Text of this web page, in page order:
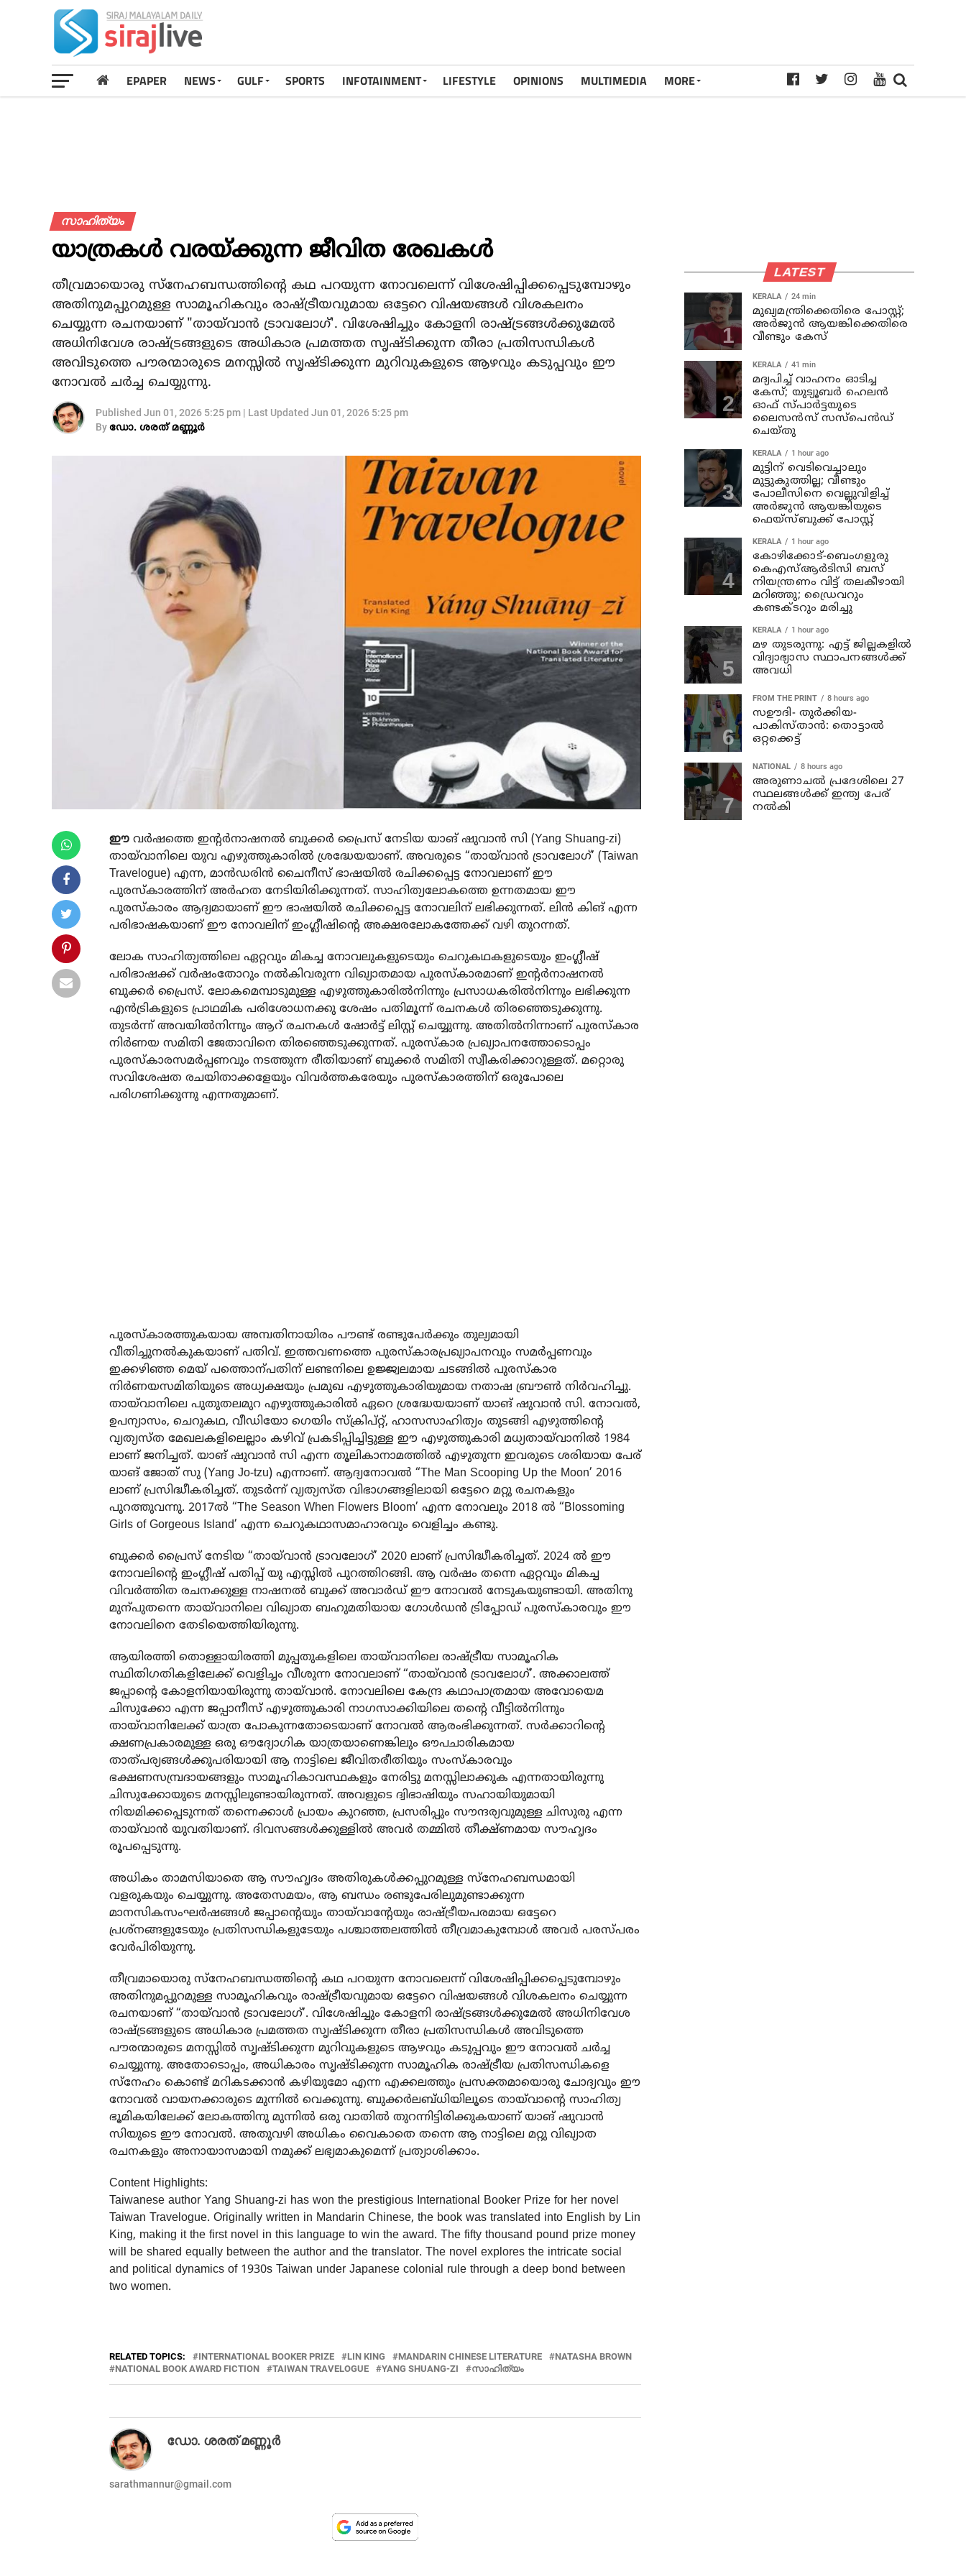
EPAPER NEWS GULF SPORTS INFOTAINMENT LIFESTYLE OPINIONS MULTIMEDIA MORE
സാഹിത്യം
യാത്രകൾ വരയ്ക്കുന്ന ജീവിത രേഖകൾ
തീവ്രമായൊരു സ്നേഹബന്ധത്തിന്റെ കഥ പറയുന്ന നോവലെന്ന് വിശേഷിപ്പിക്കപ്പെടുമ്പോഴും
അതിനുമപ്പുറമുള്ള സാമൂഹികവും രാഷ്ട്രീയവുമായ ഒട്ടേറെ വിഷയങ്ങൾ വിശകലനം
ചെയ്യുന്ന രചനയാണ് "തായ്‌വാൻ ട്രാവലോഗ്'. വിശേഷിച്ചും കോളനി രാഷ്ട്രങ്ങൾക്കുമേൽ
അധിനിവേശ രാഷ്ട്രങ്ങളുടെ അധികാര പ്രമത്തത സൃഷ്ടിക്കുന്ന തീരാ പ്രതിസന്ധികൾ
അവിടുത്തെ പൗരന്മാരുടെ മനസ്സിൽ സൃഷ്ടിക്കുന്ന മുറിവുകളുടെ ആഴവും കടുപ്പവും ഈ
നോവൽ ചർച്ച ചെയ്യുന്നു.
Published Jun 01, 2026 5:25 pm | Last Updated Jun 01, 2026 5:25 pm
Byഡോ. ശരത് മണ്ണൂർ
ഈ വർഷത്തെ ഇന്റർനാഷനൽ ബുക്കർ പ്രൈസ് നേടിയ യാങ് ഷുവാൻ സി (Yang Shuang-zi)
തായ്‌വാനിലെ യുവ എഴുത്തുകാരിൽ ശ്രദ്ധേയയാണ്. അവരുടെ “തായ്‌വാൻ ട്രാവലോഗ്’ (Taiwan
Travelogue) എന്ന, മാൻഡരിൻ ചൈനീസ് ഭാഷയിൽ രചിക്കപ്പെട്ട നോവലാണ് ഈ
പുരസ്കാരത്തിന് അർഹത നേടിയിരിക്കുന്നത്. സാഹിത്യലോകത്തെ ഉന്നതമായ ഈ
പുരസ്‌കാരം ആദ്യമായാണ് ഈ ഭാഷയിൽ രചിക്കപ്പെട്ട നോവലിന് ലഭിക്കുന്നത്. ലിൻ കിങ് എന്ന
പരിഭാഷകയാണ് ഈ നോവലിന് ഇംഗ്ലീഷിന്റെ അക്ഷരലോകത്തേക്ക് വഴി തുറന്നത്.
ലോക സാഹിത്യത്തിലെ ഏറ്റവും മികച്ച നോവലുകളുടെയും ചെറുകഥകളുടെയും ഇംഗ്ലീഷ്
പരിഭാഷക്ക് വർഷംതോറും നൽകിവരുന്ന വിഖ്യാതമായ പുരസ്കാരമാണ് ഇന്റർനാഷനൽ
ബുക്കർ പ്രൈസ്. ലോകമെമ്പാടുമുള്ള എഴുത്തുകാരിൽനിന്നും പ്രസാധകരിൽനിന്നും ലഭിക്കുന്ന
എൻട്രികളുടെ പ്രാഥമിക പരിശോധനക്കു ശേഷം പതിമൂന്ന് രചനകൾ തിരഞ്ഞെടുക്കുന്നു.
തുടർന്ന് അവയിൽനിന്നും ആറ് രചനകൾ ഷോർട്ട് ലിസ്റ്റ് ചെയ്യുന്നു. അതിൽനിന്നാണ് പുരസ്കാര
നിർണയ സമിതി ജേതാവിനെ തിരഞ്ഞെടുക്കുന്നത്. പുരസ്കാര പ്രഖ്യാപനത്തോടൊപ്പം
പുരസ്കാരസമർപ്പണവും നടത്തുന്ന രീതിയാണ് ബുക്കർ സമിതി സ്വീകരിക്കാറുള്ളത്. മറ്റൊരു
സവിശേഷത രചയിതാക്കളേയും വിവർത്തകരേയും പുരസ്കാരത്തിന് ഒരുപോലെ
പരിഗണിക്കുന്നു എന്നതുമാണ്.
പുരസ്കാരത്തുകയായ അമ്പതിനായിരം പൗണ്ട് രണ്ടുപേർക്കും തുല്യമായി
വീതിച്ചുനൽകുകയാണ് പതിവ്. ഇത്തവണത്തെ പുരസ്കാരപ്രഖ്യാപനവും സമർപ്പണവും
ഇക്കഴിഞ്ഞ മെയ് പത്തൊന്പതിന് ലണ്ടനിലെ ഉജ്ജ്വലമായ ചടങ്ങിൽ പുരസ്കാര
നിർണയസമിതിയുടെ അധ്യക്ഷയും പ്രമുഖ എഴുത്തുകാരിയുമായ നതാഷ ബ്രൗൺ നിർവഹിച്ചു.
തായ്‌വാനിലെ പുതുതലമുറ എഴുത്തുകാരിൽ ഏറെ ശ്രദ്ധേയയാണ് യാങ് ഷുവാൻ സി. നോവൽ,
ഉപന്യാസം, ചെറുകഥ, വീഡിയോ ഗെയിം സ്ക്രിപ്റ്റ്, ഹാസസാഹിത്യം തുടങ്ങി എഴുത്തിന്റെ
വ്യത്യസ്ത മേഖലകളിലെല്ലാം കഴിവ് പ്രകടിപ്പിച്ചിട്ടുള്ള ഈ എഴുത്തുകാരി മധ്യതായ്‌വാനിൽ 1984
ലാണ് ജനിച്ചത്. യാങ് ഷുവാൻ സി എന്ന തൂലികാനാമത്തിൽ എഴുതുന്ന ഇവരുടെ ശരിയായ പേര്
യാങ് ജോത് സു (Yang Jo-tzu) എന്നാണ്. ആദ്യനോവൽ “The Man Scooping Up the Moon’ 2016
ലാണ് പ്രസിദ്ധീകരിച്ചത്. തുടർന്ന് വ്യത്യസ്ത വിഭാഗങ്ങളിലായി ഒട്ടേറെ മറ്റു രചനകളും
പുറത്തുവന്നു. 2017ൽ “The Season When Flowers Bloom’ എന്ന നോവലും 2018 ൽ “Blossoming
Girls of Gorgeous Island’ എന്ന ചെറുകഥാസമാഹാരവും വെളിച്ചം കണ്ടു.
ബുക്കർ പ്രൈസ് നേടിയ “തായ്‌വാൻ ട്രാവലോഗ്’ 2020 ലാണ് പ്രസിദ്ധീകരിച്ചത്. 2024 ൽ ഈ
നോവലിന്റെ ഇംഗ്ലീഷ് പതിപ്പ് യു എസ്സിൽ പുറത്തിറങ്ങി. ആ വർഷം തന്നെ ഏറ്റവും മികച്ച
വിവർത്തിത രചനക്കുള്ള നാഷനൽ ബുക്ക്‌ അവാർഡ് ഈ നോവൽ നേടുകയുണ്ടായി. അതിനു
മുന്പുതന്നെ തായ്‌വാനിലെ വിഖ്യാത ബഹുമതിയായ ഗോൾഡൻ ട്രിപ്പോഡ് പുരസ്കാരവും ഈ
നോവലിനെ തേടിയെത്തിയിരുന്നു.
ആയിരത്തി തൊള്ളായിരത്തി മുപ്പതുകളിലെ തായ്‌വാനിലെ രാഷ്ട്രീയ സാമൂഹിക
സ്ഥിതിഗതികളിലേക്ക് വെളിച്ചം വീശുന്ന നോവലാണ് “തായ്‌വാൻ ട്രാവലോഗ്’. അക്കാലത്ത്
ജപ്പാന്റെ കോളനിയായിരുന്നു തായ്‌വാൻ. നോവലിലെ കേന്ദ്ര കഥാപാത്രമായ അവോയെമ
ചിസുക്കോ എന്ന ജപ്പാനീസ് എഴുത്തുകാരി നാഗസാക്കിയിലെ തന്റെ വീട്ടിൽനിന്നും
തായ്‌വാനിലേക്ക് യാത്ര പോകുന്നതോടെയാണ് നോവൽ ആരംഭിക്കുന്നത്. സർക്കാറിന്റെ
ക്ഷണപ്രകാരമുള്ള ഒരു ഔദ്യോഗിക യാത്രയാണെങ്കിലും ഔപചാരികമായ
താത്പര്യങ്ങൾക്കുപരിയായി ആ നാട്ടിലെ ജീവിതരീതിയും സംസ്കാരവും
ഭക്ഷണസമ്പ്രദായങ്ങളും സാമൂഹികാവസ്ഥകളും നേരിട്ടു മനസ്സിലാക്കുക എന്നതായിരുന്നു
ചിസുക്കോയുടെ മനസ്സിലുണ്ടായിരുന്നത്. അവളുടെ ദ്വിഭാഷിയും സഹായിയുമായി
നിയമിക്കപ്പെടുന്നത് തന്നെക്കാൾ പ്രായം കുറഞ്ഞ, പ്രസരിപ്പും സൗന്ദര്യവുമുള്ള ചിസുരു എന്ന
തായ്‌വാൻ യുവതിയാണ്. ദിവസങ്ങൾക്കുള്ളിൽ അവർ തമ്മിൽ തീക്ഷ്ണമായ സൗഹൃദം
രൂപപ്പെടുന്നു.
അധികം താമസിയാതെ ആ സൗഹൃദം അതിരുകൾക്കപ്പുറമുള്ള സ്നേഹബന്ധമായി
വളരുകയും ചെയ്യുന്നു. അതേസമയം, ആ ബന്ധം രണ്ടുപേരിലുമുണ്ടാക്കുന്ന
മാനസികസംഘർഷങ്ങൾ ജപ്പാന്റെയും തായ്‌വാന്റേയും രാഷ്ട്രീയപരമായ ഒട്ടേറെ
പ്രശ്നങ്ങളുടേയും പ്രതിസന്ധികളുടേയും പശ്ചാത്തലത്തിൽ തീവ്രമാകുമ്പോൾ അവർ പരസ്പരം
വേർപിരിയുന്നു.
തീവ്രമായൊരു സ്നേഹബന്ധത്തിന്റെ കഥ പറയുന്ന നോവലെന്ന് വിശേഷിപ്പിക്കപ്പെടുമ്പോഴും
അതിനുമപ്പുറമുള്ള സാമൂഹികവും രാഷ്ട്രീയവുമായ ഒട്ടേറെ വിഷയങ്ങൾ വിശകലനം ചെയ്യുന്ന
രചനയാണ് “തായ്‌വാൻ ട്രാവലോഗ്’. വിശേഷിച്ചും കോളനി രാഷ്ട്രങ്ങൾക്കുമേൽ അധിനിവേശ
രാഷ്ട്രങ്ങളുടെ അധികാര പ്രമത്തത സൃഷ്ടിക്കുന്ന തീരാ പ്രതിസന്ധികൾ അവിടുത്തെ
പൗരന്മാരുടെ മനസ്സിൽ സൃഷ്ടിക്കുന്ന മുറിവുകളുടെ ആഴവും കടുപ്പവും ഈ നോവൽ ചർച്ച
ചെയ്യുന്നു. അതോടൊപ്പം, അധികാരം സൃഷ്ടിക്കുന്ന സാമൂഹിക രാഷ്ട്രീയ പ്രതിസന്ധികളെ
സ്നേഹം കൊണ്ട് മറികടക്കാൻ കഴിയുമോ എന്ന എക്കലത്തും പ്രസക്തമായൊരു ചോദ്യവും ഈ
നോവൽ വായനക്കാരുടെ മുന്നിൽ വെക്കുന്നു. ബുക്കർലബ്ധിയിലൂടെ തായ്‌വാന്റെ സാഹിത്യ
ഭൂമികയിലേക്ക് ലോകത്തിനു മുന്നിൽ ഒരു വാതിൽ തുറന്നിട്ടിരിക്കുകയാണ് യാങ് ഷുവാൻ
സിയുടെ ഈ നോവൽ. അതുവഴി അധികം വൈകാതെ തന്നെ ആ നാട്ടിലെ മറ്റു വിഖ്യാത
രചനകളും അനായാസമായി നമുക്ക് ലഭ്യമാകുമെന്ന് പ്രത്യാശിക്കാം.
Content Highlights:
Taiwanese author Yang Shuang-zi has won the prestigious International Booker Prize for her novel
Taiwan Travelogue. Originally written in Mandarin Chinese, the book was translated into English by Lin
King, making it the first novel in this language to win the award. The fifty thousand pound prize money
will be shared equally between the author and the translator. The novel explores the intricate social
and political dynamics of 1930s Taiwan under Japanese colonial rule through a deep bond between
two women.
RELATED TOPICS: INTERNATIONAL BOOKER PRIZE LIN KING MANDARIN CHINESE LITERATURE
NATASHA BROWN
NATIONAL BOOK AWARD FICTION
TAIWAN TRAVELOGUE YANG SHUANG-ZI സാഹിത്യം
ഡോ. ശരത് മണ്ണൂർ
sarathmannur@gmail.com
LATEST
KERALA 24 min
മുഖ്യമന്ത്രിക്കെതിരെ പോസ്റ്റ്;
അര്‍ജുന്‍ ആയങ്കിക്കെതിരെ
വീണ്ടും കേസ്
KERALA 41 min
മദ്യപിച്ച് വാഹനം ഓടിച്ച
കേസ്; യുട്യൂബര്‍ ഹെലന്‍
ഓഫ് സ്പാര്‍ട്ടയുടെ
ലൈസന്‍സ് സസ്പെന്‍ഡ്
ചെയ്തു
KERALA 1 hour ago
മുട്ടിന് വെടിവെച്ചാലും
മുട്ടുകുത്തില്ല; വീണ്ടും
പോലീസിനെ വെല്ലുവിളിച്ച്
അര്‍ജുന്‍ ആയങ്കിയുടെ
ഫെയ്‌സ്ബുക്ക് പോസ്റ്റ്
KERALA 1 hour ago
കോഴിക്കോട്-ബെംഗളുരു
കെഎസ്ആര്‍ടിസി ബസ്
നിയന്ത്രണം വിട്ട് തലകീഴായി
മറിഞ്ഞു; ഡ്രൈവറും
കണ്ടക്ടറും മരിച്ചു
KERALA 1 hour ago
മഴ തുടരുന്നു: എട്ട് ജില്ലകളില്‍
വിദ്യാഭ്യാസ സ്ഥാപനങ്ങള്‍ക്ക്
അവധി
FROM THE PRINT 8 hours ago
സഊദി- തുർക്കിയ-
പാകിസ്താൻ: തൊട്ടാൽ
ഒറ്റക്കെട്ട്
NATIONAL 8 hours ago
അരുണാചല്‍ പ്രദേശിലെ 27
സ്ഥലങ്ങള്‍ക്ക് ഇന്ത്യ പേര്
നല്‍കി